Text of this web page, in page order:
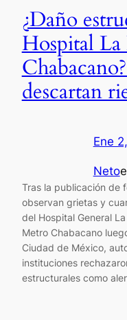
¿Daño
Hospital
descartan
Ene
Neto
Tras la publicación de
observan grietas y
del Hospital General
Metro Chabacano
Ciudad de México,
instituciones
estructurales como